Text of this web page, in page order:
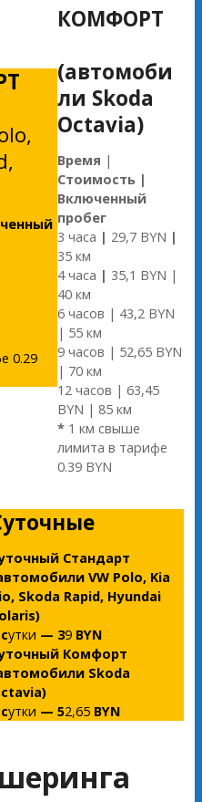
0.29
КОМФОРТ
(автомоби
ли Skoda
Octavia)
Время |
Стоимость|
Включенный
пробег
3 часа | 29,7 BYN |
35 км
4 часа | 35,1 BYN |
40 км
6 часов | 43,2 BYN
| 55 км
9 часов | 52,65 BYN
| 70 км
12 часов | 63,45
BYN | 85 км
*1 км свыше
лимита в тарифе
0.39 BYN
Стандарт
VW Polo, Kia
Skoda Rapid, Hyundai
утки — 39BYN
Комфорт
Skoda
утки — 52,65BYN